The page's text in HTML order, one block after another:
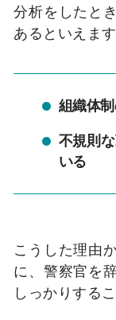
分析をしたと
あるといえます
組織体
不規則
いる
こうした理由
に、警察官を
しっかりする